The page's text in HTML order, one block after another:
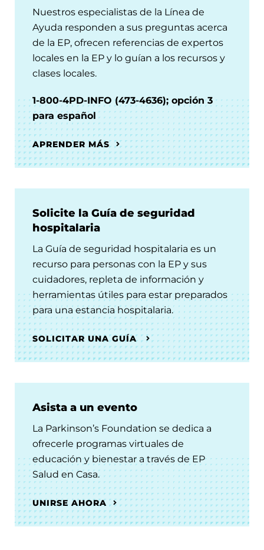
Nuestros especialistas de la Línea de
Ayuda responden a sus preguntas acerca
de la EP, ofrecen referencias de expertos
locales en la EP y lo guían a los recursos y
clases locales.
1-800-4PD-INFO (473-4636); opción 3
para español
APRENDER MÁS
Solicite la Guía de seguridad
hospitalaria
La Guía de seguridad hospitalaria es un
recurso para personas con la EP y sus
cuidadores, repleta de información y
herramientas útiles para estar preparados
para una estancia hospitalaria.
SOLICITAR UNA GUÍA
Asista a un evento
La Parkinson’s Foundation se dedica a
ofrecerle programas virtuales de
educación y bienestar a través de EP
Salud en Casa.
UNIRSE AHORA